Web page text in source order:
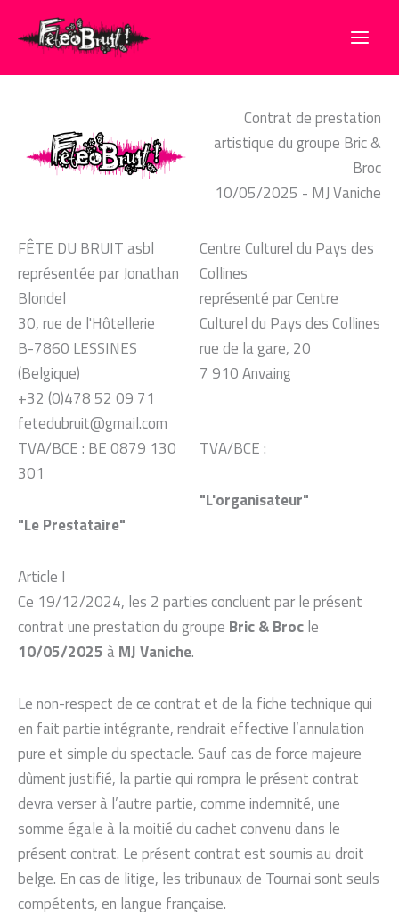
contenu
Contrat de prestation
artistique du groupe Bric &
Broc
10/05/2025 - MJ Vaniche
FÊTE DU BRUIT asbl
représentée par Jonathan
Blondel
30, rue de l'Hôtellerie
B-7860 LESSINES
(Belgique)
+32 (0)478 52 09 71
fetedubruit@gmail.com
TVA/BCE : BE 0879 130
301
"Le Prestataire"
Centre Culturel du Pays des
Collines
représenté par Centre
Culturel du Pays des Collines
rue de la gare, 20
7 910 Anvaing
TVA/BCE :
"L'organisateur"
Article I
Ce 19/12/2024, les 2 parties concluent par le présent
contrat une prestation du groupe Bric & Brocle
10/05/2025àMJ Vaniche.
Le non-respect de ce contrat et de la fiche technique qui
en fait partie intégrante, rendrait effective l’annulation
pure et simple du spectacle. Sauf cas de force majeure
dûment justifié, la partie qui rompra le présent contrat
devra verser à l’autre partie, comme indemnité, une
somme égale à la moitié du cachet convenu dans le
présent contrat. Le présent contrat est soumis au droit
belge. En cas de litige, les tribunaux de Tournai sont seuls
compétents, en langue française.